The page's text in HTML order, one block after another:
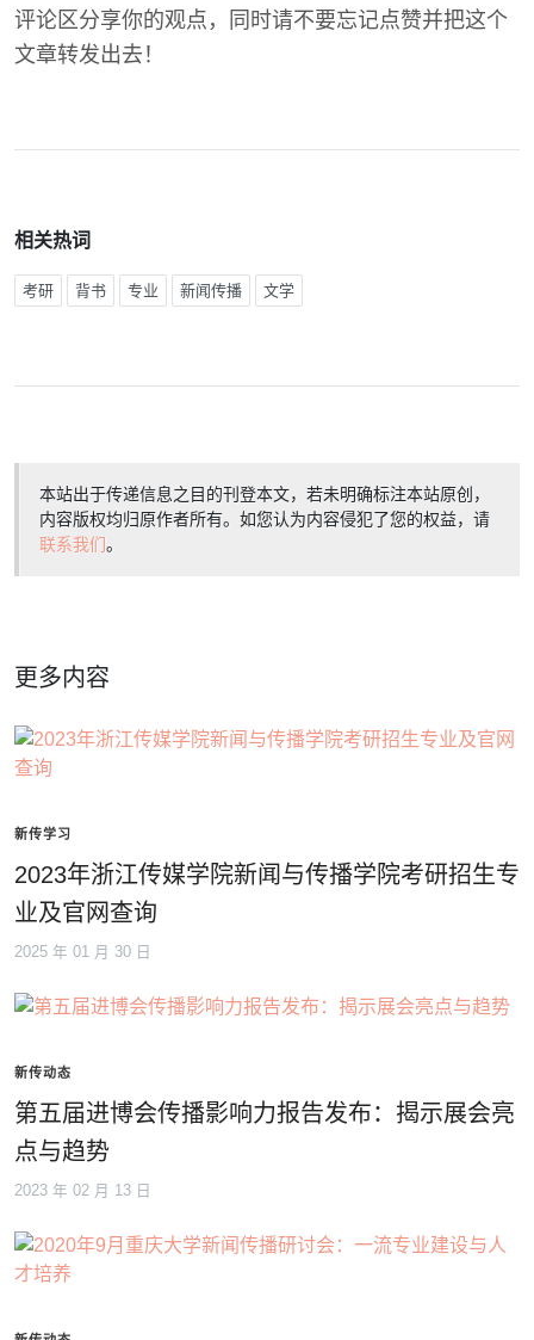
评论区分享你的观点，同时请不要忘记点赞并把这个
文章转发出去！
相关热词
考研 背书 专业 新闻传播 文学
本站出于传递信息之目的刊登本文，若未明确标注本站原创，
内容版权均归原作者所有。如您认为内容侵犯了您的权益，请
联系我们。
更多内容
新传学习
2023年浙江传媒学院新闻与传播学院考研招生专
业及官网查询
2025 年 01 月 30 日
新传动态
第五届进博会传播影响力报告发布：揭示展会亮
点与趋势
2023 年 02 月 13 日